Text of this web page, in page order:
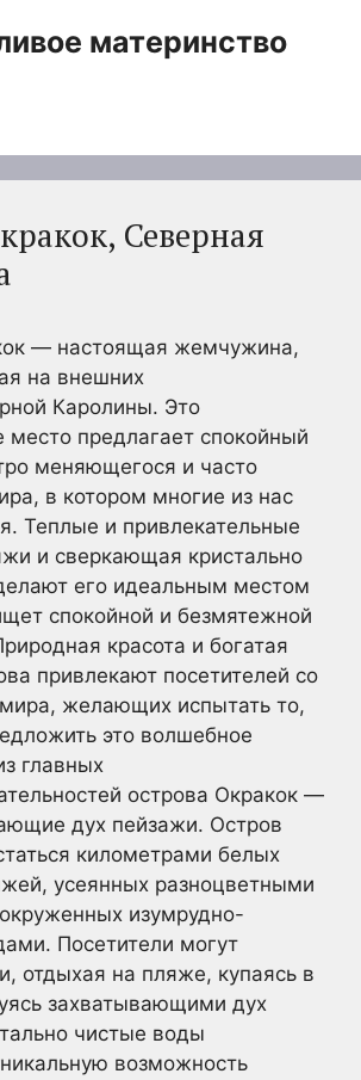
материнство
Северная
— настоящая жемчужина,
на внешних
Каролины. Это
место предлагает спокойный
меняющегося и часто
в котором многие из нас
Теплые и привлекательные
и сверкающая кристально
его идеальным местом
спокойной и безмятежной
красота и богатая
привлекают посетителей со
мира, желающих испытать то,
это волшебное
главных
острова Окракок —
дух пейзажи. Остров
километрами белых
усеянных разноцветными
изумрудно-
Посетители могут
отдыхая на пляже, купаясь в
захватывающими дух
чистые воды
возможность